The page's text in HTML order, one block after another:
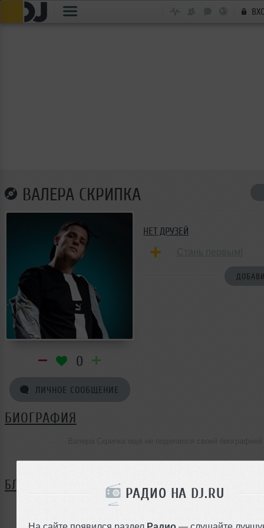
РАДИО НА DJ.RU
На сайте появился раздел Радио — слушайте
ВАЛЕРА СКРИПКА
0
ЛИЧНОЕ СООБЩЕНИЕ
НЕТ ДРУЗЕЙ
БИОГРАФИЯ
БЛОГ